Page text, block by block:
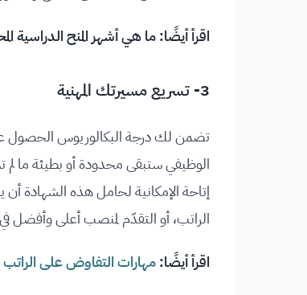
اقرأ أيضًا:ما هي أشهر المنح الدراسية
3- تسريع مسيرتك المهنية
تضمن لك درجة البكالوريوس الحصول
الوظيفي ستبقى محدودة أو بطيئة ما لم
إتاحة الإمكانية لحامل هذه الشهادة
الراتب، أو التقدّم لمنصب أعلى وأفضل
اقرأ أيضًا:مهارات التفاوض على الراتب